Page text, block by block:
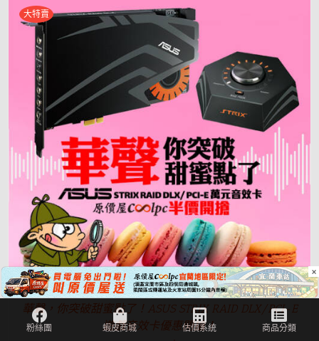
大特賣
華聲，你突破甜蜜點了！ASUS STRIX RAID DLX/PCI-E
遊戲音效卡優惠開搶！
×